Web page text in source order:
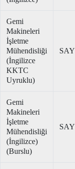
Gemi
Makineleri
İşletme
Mühendisliği
(İngilizce
KKTC
Uyruklu)
SAY
Gemi
Makineleri
İşletme
Mühendisliği
(İngilizce)
(Burslu)
SAY